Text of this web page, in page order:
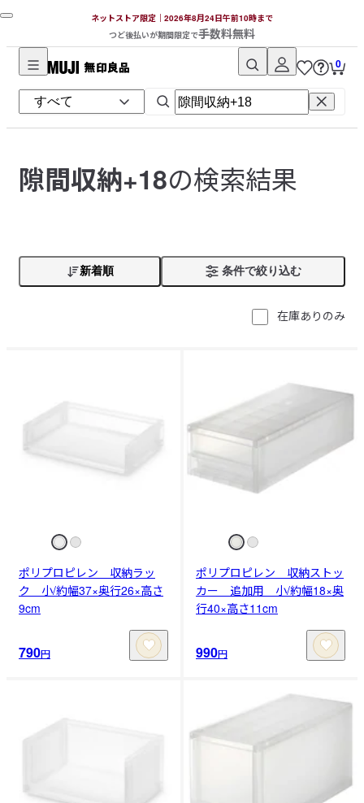
ネットストア限定｜2026年8月24日午前10時まで
つど後払いが期間限定で手数料無料
無
印
良
ネ
ッ
0
隙間収納+18の検索結果
新着順 条件で絞り込む
在庫ありのみ
ポリプロピレン 収納ラッ
ク 小/約幅37×奥行26×高さ
9cm
790円
ポリプロピレン 収納ストッ
カー 追加用 小/約幅18×奥
行40×高さ11cm
990円